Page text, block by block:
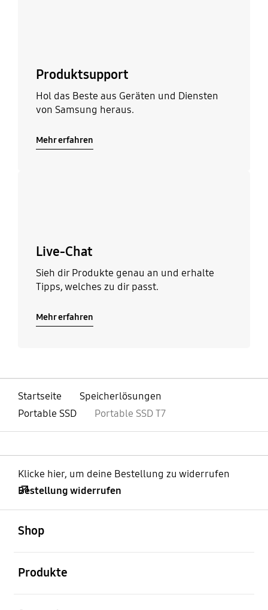
Produktsupport
Hol das Beste aus Geräten und Diensten
von Samsung heraus.
Mehr erfahren
Live-Chat
Sieh dir Produkte genau an und erhalte
Tipps, welches zu dir passt.
Mehr erfahren
Startseite
Speicherlösungen
Portable SSD
Portable SSD T7
Klicke hier, um deine Bestellung zu widerrufen
Bestellung widerrufen
Shop
Produkte